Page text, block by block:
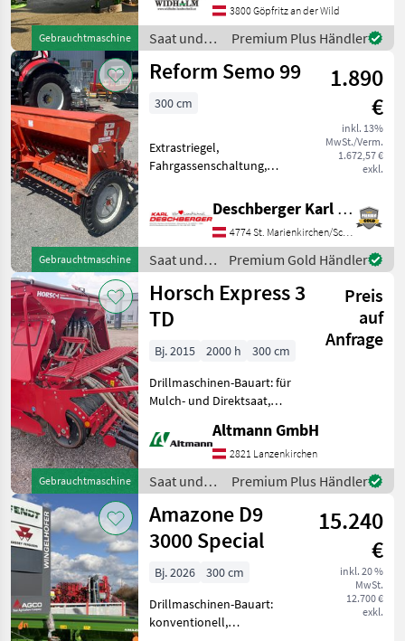
Gebrauchtmaschine
Zweischeibenschare,
Extrastriegel,
Fahrgassenschaltung,
Fahrwerk, Spuranreisser -
ISOBUS-S
3800 Göpfritz an der Wild
Saat und
Pflege /
Amazone
Premium Plus Händler
Gebrauchtmaschine
Reform Semo 99
1.890
€
inkl. 13%
MwSt./Verm.
1.672,57 €
exkl.
300 cm
Extrastriegel,
Fahrgassenschaltung,
Spuranreisser Gebr. Reform
Semo 99 mit 3m
Arbeitsbreite, 25
Schleppscharen, mech.
Fahrgassenschaltung und
Striegel. I
Deschberger Karl Landtechnik GesmbH & Co KG
4774 St. Marienkirchen/Schärding
Saat und
Pflege /
Reform
Premium Gold Händler
Gebrauchtmaschine
Horsch Express 3
TD
Preis
auf
Anfrage
Bj. 2015 2000 h
300 cm
Drillmaschinen-Bauart: für
Mulch- und Direktsaat,
Zweischeibenschare,
Extrastriegel,
Fahrgassenmarkierung,
Fahrgassenschaltung,
Spuranreisser,
Vorauflaufmarkie
Altmann GmbH
2821 Lanzenkirchen
Saat und
Pflege /
Horsch
Premium Plus Händler
Amazone D9
3000 Special
15.240
€
inkl. 20 %
MwSt.
12.700 €
exkl.
Bj. 2026
300 cm
Drillmaschinen-Bauart:
konventionell,